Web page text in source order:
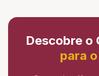
Descobre o
para